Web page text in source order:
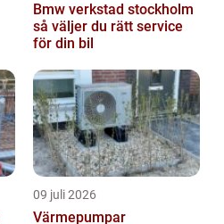
Bmw verkstad stockholm
så väljer du rätt service
för din bil
09 juli 2026
Värmepumpar